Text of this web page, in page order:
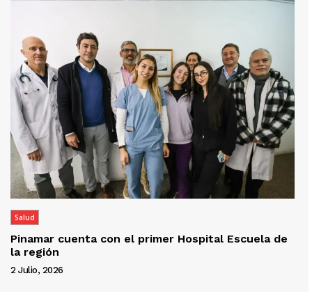
Salud
Pinamar cuenta con el primer Hospital Escuela de
la región
2 Julio, 2026